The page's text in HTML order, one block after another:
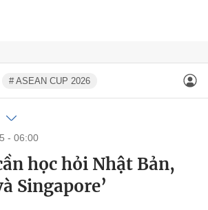
# ASEAN CUP 2026
- 06:00
học hỏi Nhật Bản,
Singapore’